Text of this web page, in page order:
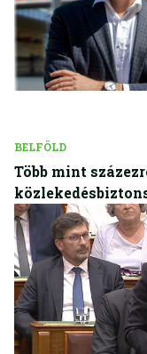
BELFÖLD
Több mint